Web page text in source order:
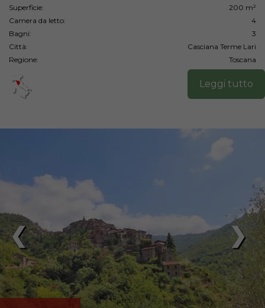
Superficie:
200 m²
Camera da letto:
4
Bagni:
3
Città:
Casciana Terme Lari
Regione:
Toscana
Leggi tutto
❯
❮